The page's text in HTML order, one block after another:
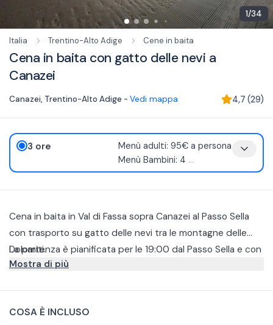
1/34
Italia Trentino-Alto Adige Cene in baita
Cena in baita con gatto delle nevi a
Canazei
Canazei, Trentino-Alto Adige - Vedi mappa 4,7 (29)
3 ore
Menù adulti: 95€ a persona
Menù Bambini: 4 ...
Cena in baita in Val di Fassa sopra Canazei al Passo Sella
con trasporto su gatto delle nevi tra le montagne delle
Dolomiti.
La partenza è pianificata per le 19:00 dal Passo Sella e con
un gatto delle nevi o quad cingolato raggiungerete in circa
un menù di 3 portate che prevede una selezione da
3 primi
Mostra di più
COSA È INCLUSO